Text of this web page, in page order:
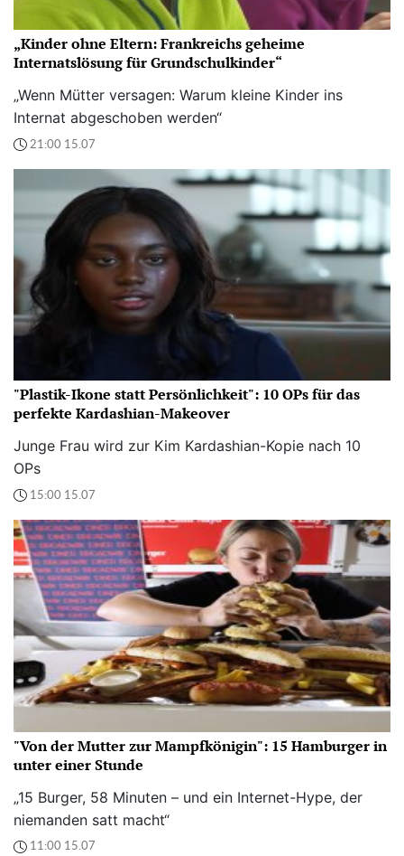
„Kinder ohne Eltern: Frankreichs geheime
Internatslösung für Grundschulkinder“
„Wenn Mütter versagen: Warum kleine Kinder ins
Internat abgeschoben werden“
21:00 15.07
"Plastik-Ikone statt Persönlichkeit": 10 OPs für das
perfekte Kardashian-Makeover
Junge Frau wird zur Kim Kardashian-Kopie nach 10
OPs
15:00 15.07
"Von der Mutter zur Mampfkönigin": 15 Hamburger in
unter einer Stunde
„15 Burger, 58 Minuten – und ein Internet-Hype, der
niemanden satt macht“
11:00 15.07